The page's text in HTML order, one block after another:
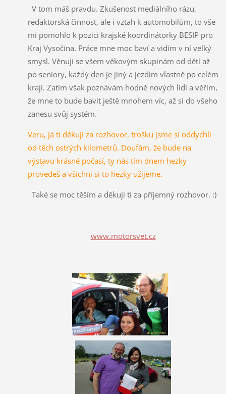
V tom máš pravdu. Zkušenost mediálního rázu,
redaktorská činnost, ale i vztah k automobilům, to vše
mi pomohlo k pozici krajské koordinátorky BESIP pro
Kraj Vysočina. Práce mne moc baví a vidím v ní velký
smysl. Věnuji se všem věkovým skupinám od dětí až
po seniory, každý den je jiný a jezdím vlastně po celém
kraji. Zatím však poznávám hodně nových lidí a věřím,
že mne to bude bavit ještě mnohem víc, až si do všeho
zanesu svůj systém.
Veru, já ti děkuji za rozhovor, trošku jsme si oddychli
od těch ostrých kilometrů. Doufám, že bude na
výstavu krásné počasí, ty nás tím dnem hezky
provedeš a všichni si to hezky užijeme.
Také se moc těším a děkuji ti za příjemný rozhovor. :)
www.motorsvet.cz